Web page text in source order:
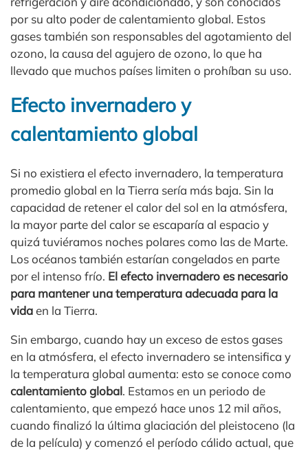
por su alto poder de calentamiento global. Estos
gases también son responsables del agotamiento del
ozono, la causa del agujero de ozono, lo que ha
llevado que muchos países limiten o prohíban su uso.
Efecto invernadero y
calentamiento global
Si no existiera el efecto invernadero, la temperatura
promedio global en la Tierra sería más baja. Sin la
capacidad de retener el calor del sol en la atmósfera,
la mayor parte del calor se escaparía al espacio y
quizá tuviéramos noches polares como las de Marte.
Los océanos también estarían congelados en parte
por el intenso frío. El efecto invernadero es necesario
para mantener una temperatura adecuada para la
vidaen la Tierra.
Sin embargo, cuando hay un exceso de estos gases
en la atmósfera, el efecto invernadero se intensifica y
la temperatura global aumenta: esto se conoce como
calentamiento global. Estamos en un periodo de
calentamiento, que empezó hace unos 12 mil años,
cuando finalizó la última glaciación del pleistoceno (la
de la película) y comenzó el período cálido actual, que